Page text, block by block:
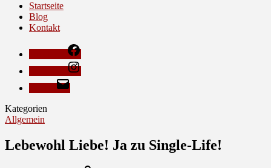
Startseite
Blog
Kontakt
Kategorien
Allgemein
Lebewohl Liebe! Ja zu Single-Life!